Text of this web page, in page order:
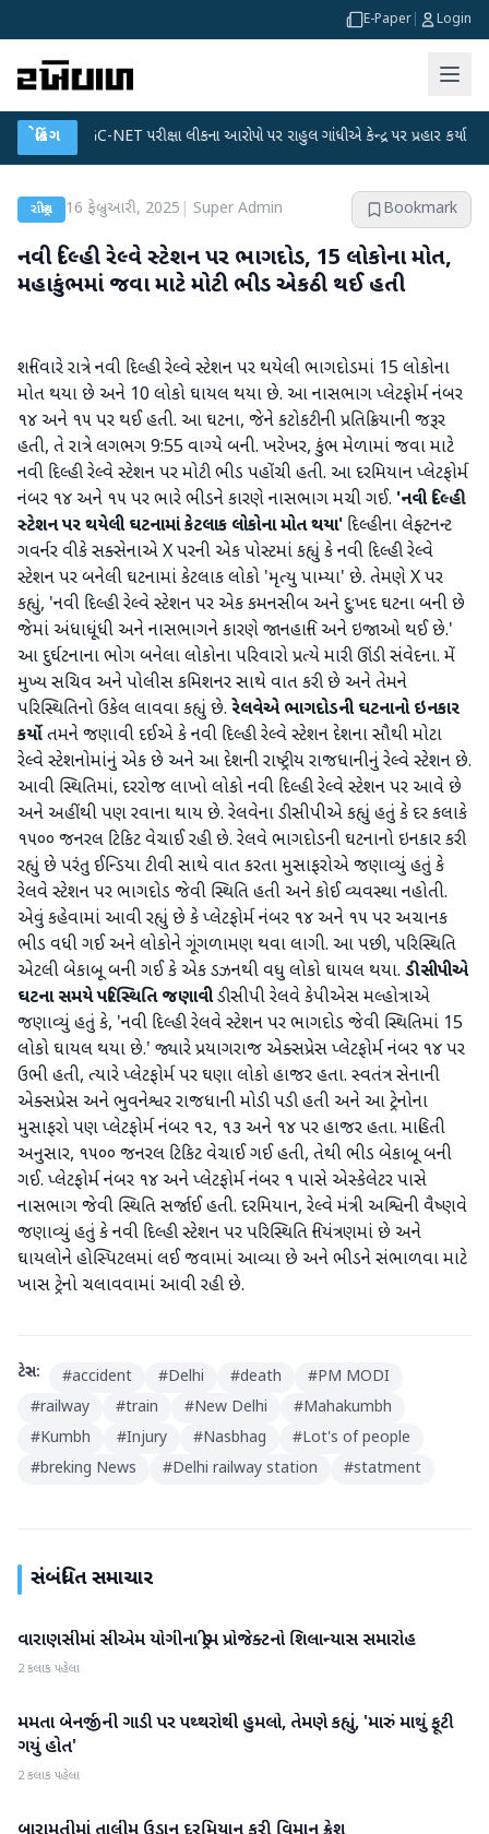
E-Paper Login
બ્રેકિંગ
UGC-NET પરીક્ષા લીકના આરોપો પર રાહુલ ગાંધીએ કેન્દ્ર પર પ્રહાર કર્યા ●
રાષ્ટ્રીય 16 ફેબ્રુઆરી, 2025 Super Admin Bookmark
નવી દિલ્હી રેલ્વે સ્ટેશન પર ભાગદોડ, 15 લોકોના મોત,
મહાકુંભમાં જવા માટે મોટી ભીડ એકઠી થઈ હતી
શનિવારે રાત્રે નવી દિલ્હી રેલ્વે સ્ટેશન પર થયેલી ભાગદોડમાં 15 લોકોના
મોત થયા છે અને 10 લોકો ઘાયલ થયા છે. આ નાસભાગ પ્લેટફોર્મ નંબર
૧૪ અને ૧૫ પર થઈ હતી. આ ઘટના, જેને કટોકટીની પ્રતિક્રિયાની જરૂર
હતી, તે રાત્રે લગભગ 9:55 વાગ્યે બની. ખરેખર, કુંભ મેળામાં જવા માટે
નવી દિલ્હી રેલ્વે સ્ટેશન પર મોટી ભીડ પહોંચી હતી. આ દરમિયાન પ્લેટફોર્મ
નંબર ૧૪ અને ૧૫ પર ભારે ભીડને કારણે નાસભાગ મચી ગઈ. 'નવી દિલ્હી
સ્ટેશન પર થયેલી ઘટનામાં કેટલાક લોકોના મોત થયા' દિલ્હીના લેફ્ટનન્ટ
ગવર્નર વીકે સક્સેનાએ X પરની એક પોસ્ટમાં કહ્યું કે નવી દિલ્હી રેલ્વે
સ્ટેશન પર બનેલી ઘટનામાં કેટલાક લોકો 'મૃત્યુ પામ્યા' છે. તેમણે X પર
કહ્યું, 'નવી દિલ્હી રેલ્વે સ્ટેશન પર એક કમનસીબ અને દુ:ખદ ઘટના બની છે
જેમાં અંધાધૂંધી અને નાસભાગને કારણે જાનહાનિ અને ઇજાઓ થઈ છે.'
આ દુર્ઘટનાના ભોગ બનેલા લોકોના પરિવારો પ્રત્યે મારી ઊંડી સંવેદના. મેં
મુખ્ય સચિવ અને પોલીસ કમિશનર સાથે વાત કરી છે અને તેમને
પરિસ્થિતિનો ઉકેલ લાવવા કહ્યું છે. રેલવેએ ભાગદોડની ઘટનાનો ઇનકાર
કર્યોતમને જણાવી દઈએ કે નવી દિલ્હી રેલ્વે સ્ટેશન દેશના સૌથી મોટા
રેલ્વે સ્ટેશનોમાંનું એક છે અને આ દેશની રાષ્ટ્રીય રાજધાનીનું રેલ્વે સ્ટેશન છે.
આવી સ્થિતિમાં, દરરોજ લાખો લોકો નવી દિલ્હી રેલ્વે સ્ટેશન પર આવે છે
અને અહીંથી પણ રવાના થાય છે. રેલવેના ડીસીપીએ કહ્યું હતું કે દર કલાકે
૧૫૦૦ જનરલ ટિકિટ વેચાઈ રહી છે. રેલવે ભાગદોડની ઘટનાનો ઇનકાર કરી
રહ્યું છે પરંતુ ઈન્ડિયા ટીવી સાથે વાત કરતા મુસાફરોએ જણાવ્યું હતું કે
રેલવે સ્ટેશન પર ભાગદોડ જેવી સ્થિતિ હતી અને કોઈ વ્યવસ્થા નહોતી.
એવું કહેવામાં આવી રહ્યું છે કે પ્લેટફોર્મ નંબર ૧૪ અને ૧૫ પર અચાનક
ભીડ વધી ગઈ અને લોકોને ગૂંગળામણ થવા લાગી. આ પછી, પરિસ્થિતિ
એટલી બેકાબૂ બની ગઈ કે એક ડઝનથી વધુ લોકો ઘાયલ થયા. ડીસીપીએ
ઘટના સમયે પરિસ્થિતિ જણાવીડીસીપી રેલવે કેપીએસ મલ્હોત્રાએ
જણાવ્યું હતું કે, 'નવી દિલ્હી રેલવે સ્ટેશન પર ભાગદોડ જેવી સ્થિતિમાં 15
લોકો ઘાયલ થયા છે.' જ્યારે પ્રયાગરાજ એક્સપ્રેસ પ્લેટફોર્મ નંબર ૧૪ પર
ઉભી હતી, ત્યારે પ્લેટફોર્મ પર ઘણા લોકો હાજર હતા. સ્વતંત્ર સેનાની
એક્સપ્રેસ અને ભુવનેશ્વર રાજધાની મોડી પડી હતી અને આ ટ્રેનોના
મુસાફરો પણ પ્લેટફોર્મ નંબર ૧૨, ૧૩ અને ૧૪ પર હાજર હતા. માહિતી
અનુસાર, ૧૫૦૦ જનરલ ટિકિટ વેચાઈ ગઈ હતી, તેથી ભીડ બેકાબૂ બની
ગઈ. પ્લેટફોર્મ નંબર ૧૪ અને પ્લેટફોર્મ નંબર ૧ પાસે એસ્કેલેટર પાસે
નાસભાગ જેવી સ્થિતિ સર્જાઈ હતી. દરમિયાન, રેલ્વે મંત્રી અશ્વિની વૈષ્ણવે
જણાવ્યું હતું કે નવી દિલ્હી સ્ટેશન પર પરિસ્થિતિ નિયંત્રણમાં છે અને
ઘાયલોને હોસ્પિટલમાં લઈ જવામાં આવ્યા છે અને ભીડને સંભાળવા માટે
ખાસ ટ્રેનો ચલાવવામાં આવી રહી છે.
ટેગ્સ: #accident #Delhi #death #PM MODI
#railway #train #New Delhi #Mahakumbh
#Kumbh #Injury #Nasbhag #Lot's of people
#breking News #Delhi railway station #statment
સંબંધિત સમાચાર
રાષ્ટ્રીય
વારાણસીમાં સીએમ યોગીના ડ્રીમ પ્રોજેક્ટનો શિલાન્યાસ સમારોહ
2 કલાક પહેલા
રાષ્ટ્રીય
મમતા બેનર્જીની ગાડી પર પથ્થરોથી હુમલો, તેમણે કહ્યું, 'મારું માથું ફૂટી
ગયું હોત'
2 કલાક પહેલા
રાષ્ટ્રીય